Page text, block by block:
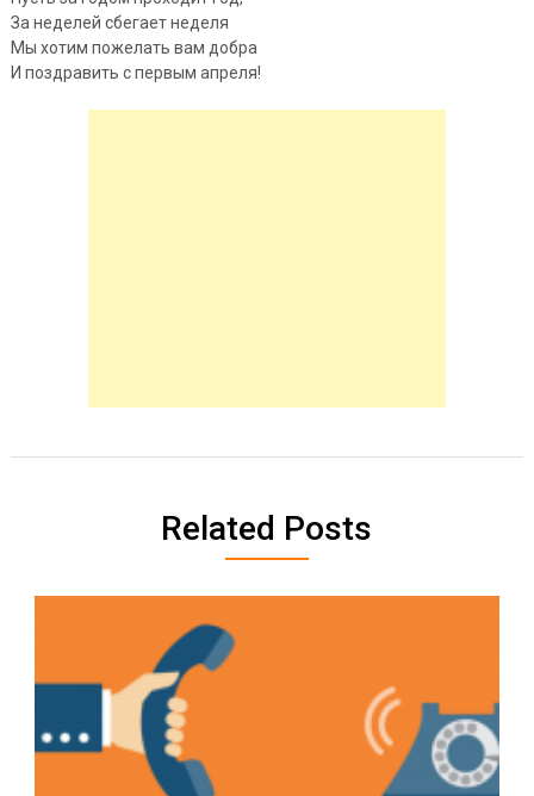
За неделей сбегает неделя
Мы хотим пожелать вам добра
И поздравить с первым апреля!
Related Posts